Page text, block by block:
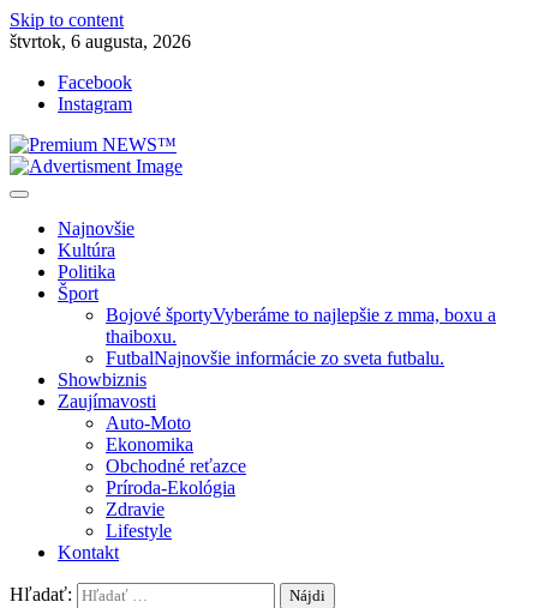
Skip to content
štvrtok, 6 augusta, 2026
Facebook
Instagram
Najnovšie
Kultúra
Politika
Šport
Bojové športyVyberáme to najlepšie z mma, boxu a
thaiboxu.
FutbalNajnovšie informácie zo sveta futbalu.
Showbiznis
Zaujímavosti
Auto-Moto
Ekonomika
Obchodné reťazce
Príroda-Ekológia
Zdravie
Lifestyle
Kontakt
Hľadať: